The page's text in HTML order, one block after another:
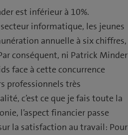
est inférieur à 10%.
informatique, les jeunes
annuelle à six chiffres,
conséquent, ni Patrick Minder
face à cette concurrence
professionnels très
c’est ce que je fais toute la
l’aspect financier passe
la satisfaction au travail: Pour